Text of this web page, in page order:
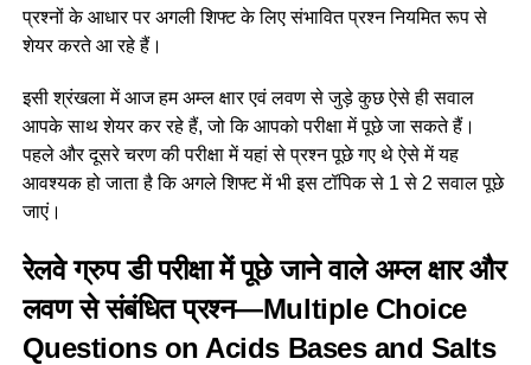
प्रश्नों के आधार पर अगली शिफ्ट के लिए संभावित प्रश्न नियमित रूप से
शेयर करते आ रहे हैं।
इसी श्रंखला में आज हम अम्ल क्षार एवं लवण से जुड़े कुछ ऐसे ही सवाल
आपके साथ शेयर कर रहे हैं, जो कि आपको परीक्षा में पूछे जा सकते हैं।
पहले और दूसरे चरण की परीक्षा में यहां से प्रश्न पूछे गए थे ऐसे में यह
आवश्यक हो जाता है कि अगले शिफ्ट में भी इस टॉपिक से 1 से 2 सवाल पूछे
जाएं।
रेलवे ग्रुप डी परीक्षा में पूछे जाने वाले अम्ल क्षार और
लवण से संबंधित प्रश्न—Multiple Choice
Questions on Acids Bases and Salts